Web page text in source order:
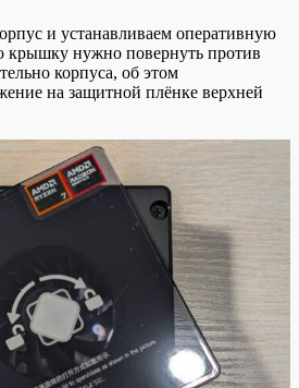
и устанавливаем оперативную
нужно повернуть против
корпуса, об этом
на защитной плёнке верхней